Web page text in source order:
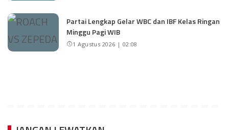
Partai Lengkap Gelar WBC dan IBF Kelas Ringan
Minggu Pagi WIB
1 Agustus 2026 | 02:08